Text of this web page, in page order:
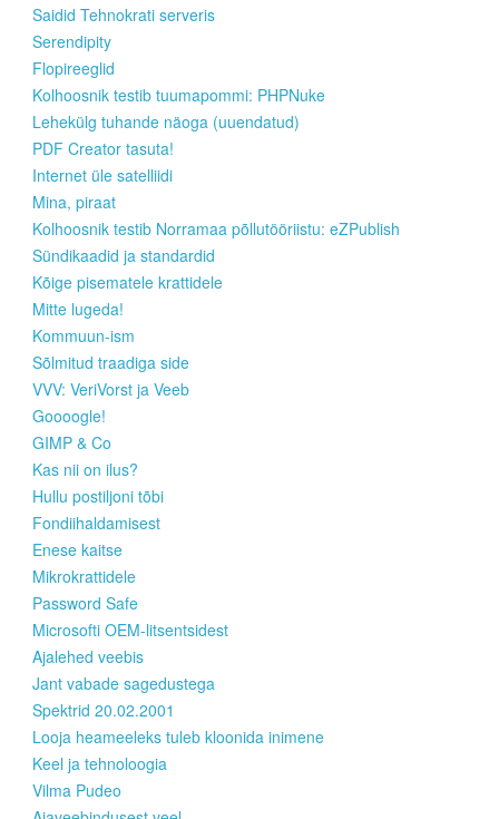
Saidid Tehnokrati serveris
Serendipity
Flopireeglid
Kolhoosnik testib tuumapommi: PHPNuke
Lehekülg tuhande näoga (uuendatud)
PDF Creator tasuta!
Internet üle satelliidi
Mina, piraat
Kolhoosnik testib Norramaa põllutööriistu: eZPublish
Sündikaadid ja standardid
Kõige pisematele krattidele
Mitte lugeda!
Kommuun-ism
Sõlmitud traadiga side
VVV: VeriVorst ja Veeb
Goooogle!
GIMP & Co
Kas nii on ilus?
Hullu postiljoni tõbi
Fondiihaldamisest
Enese kaitse
Mikrokrattidele
Password Safe
Microsofti OEM-litsentsidest
Ajalehed veebis
Jant vabade sagedustega
Spektrid 20.02.2001
Looja heameeleks tuleb kloonida inimene
Keel ja tehnoloogia
Vilma Pudeo